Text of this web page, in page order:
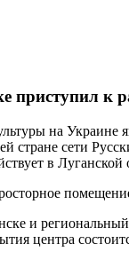
приступил к
на
стране сети
в
и
центра